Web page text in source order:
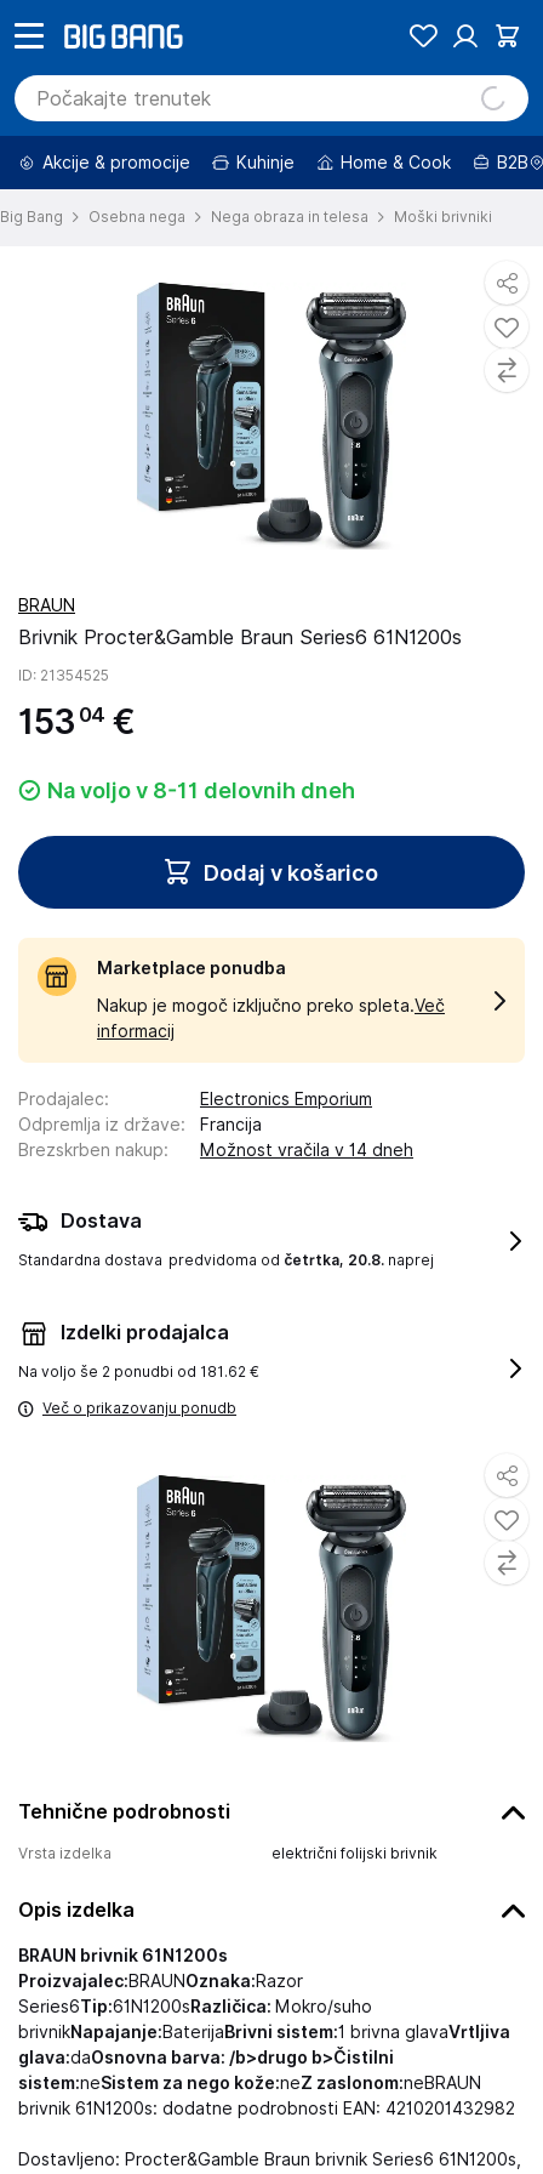
Akcije & promocije Kuhinje Home & Cook B2B
Big Bang Osebna nega Nega obraza in telesa Moški brivniki
Tehnične podrobnosti
Vrsta izdelka električni folijski brivnik
Opis izdelka
BRAUN brivnik 61N1200s
Proizvajalec:BRAUNOznaka:Razor
Series6Tip:61N1200sRazličica: Mokro/suho
brivnikNapajanje:BaterijaBrivni sistem:1 brivna glavaVrtljiva
glava:daOsnovna barva: /b>drugo b>Čistilni
sistem:neSistem za nego kože:neZ zaslonom:neBRAUN
brivnik 61N1200s: dodatne podrobnosti EAN: 4210201432982
Dostavljeno: Procter&Gamble Braun brivnik Series6 61N1200s,
BRAUN
Brivnik Procter&Gamble Braun Series6 61N1200s
ID: 21354525
153 04 €
Na voljo v 8-11 delovnih dneh
Dodaj v košarico
Marketplace ponudba
Nakup je mogoč izključno preko spleta.Več
informacij
Prodajalec:
Electronics Emporium
Odpremlja iz države:
Francija
Brezskrben nakup: Možnost vračila v 14 dneh
Dostava
Standardna dostava predvidoma od četrtka, 20.8. naprej
Izdelki prodajalca
Na voljo še 2 ponudbi od 181.62 €
Več o prikazovanju ponudb